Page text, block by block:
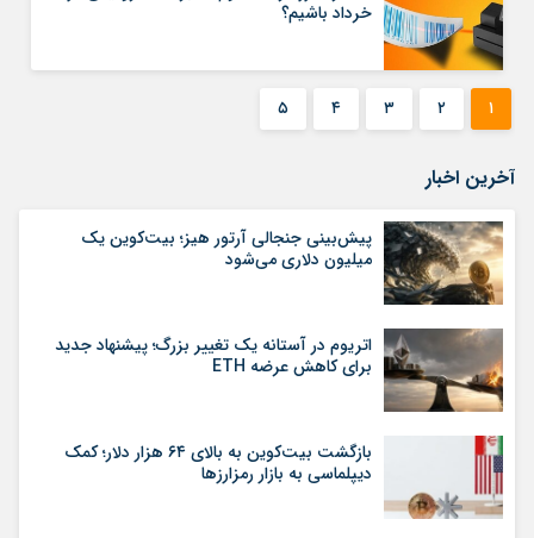
خرداد باشیم؟
۱ ۲ ۳ ۴ ۵
آخرین اخبار
پیش‌بینی جنجالی آرتور هیز؛ بیت‌کوین یک
میلیون دلاری می‌شود
اتریوم در آستانه یک تغییر بزرگ؛ پیشنهاد جدید
برای کاهش عرضه ETH
بازگشت بیت‌کوین به بالای ۶۴ هزار دلار؛ کمک
دیپلماسی به بازار رمزارزها